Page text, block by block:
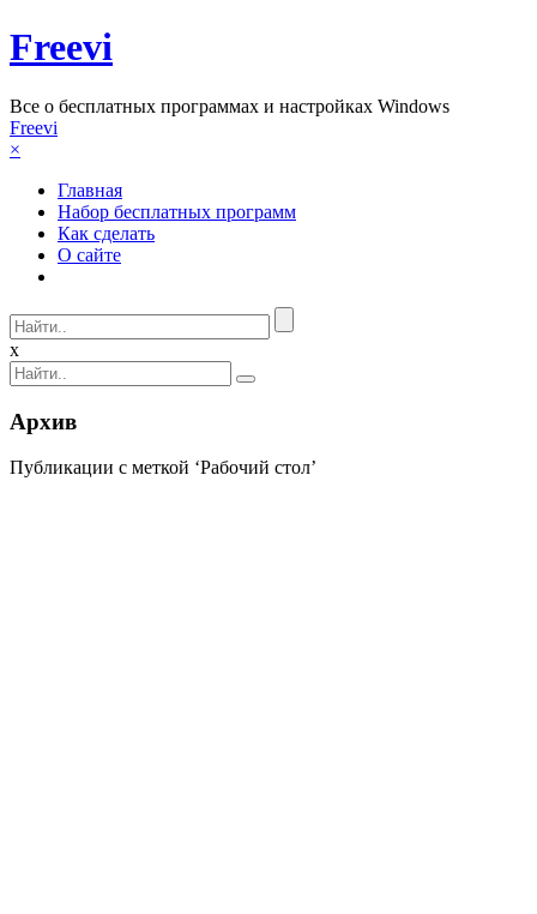
Freevi
Вcе о бесплатных программах и настройках Windows
Freevi
×
Главная
Набор бесплатных программ
Как сделать
О сайте
x
Архив
Публикации с меткой ‘Рабочий стол’